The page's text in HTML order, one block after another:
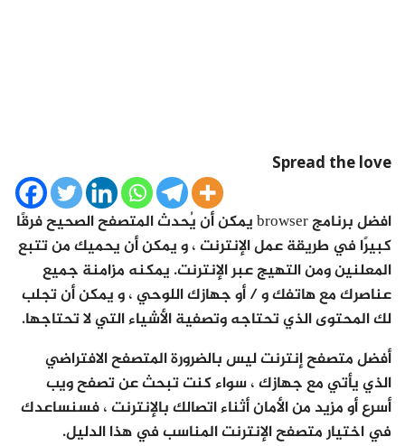
Spread the love
افضل برنامج browser يمكن أن يُحدث المتصفح الصحيح فرقًا
كبيرًا في طريقة عمل الإنترنت ، و يمكن أن يحميك من تتبع
المعلنين ومن التهيج عبر الإنترنت. يمكنه مزامنة جميع
عناصرك مع هاتفك و / أو جهازك اللوحي ، و يمكن أن تجلب
لك المحتوى الذي تحتاجه وتصفية الأشياء التي لا تحتاجها.
أفضل متصفح إنترنت ليس بالضرورة المتصفح الافتراضي
الذي يأتي مع جهازك ، سواء كنت تبحث عن تصفح ويب
أسرع أو مزيد من الأمان أثناء اتصالك بالإنترنت ، فسنساعدك
في اختيار متصفح الإنترنت المناسب في هذا الدليل.